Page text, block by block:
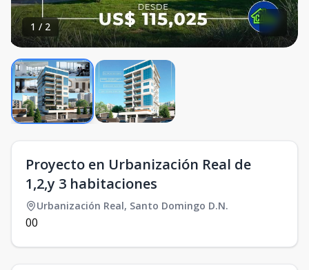
1 / 2
Proyecto en Urbanización Real de
1,2,y 3 habitaciones
Urbanización Real, Santo Domingo D.N.
00